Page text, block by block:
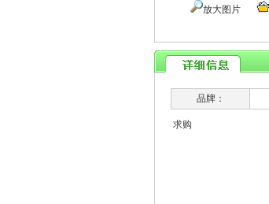
放大图片
品牌：
求购